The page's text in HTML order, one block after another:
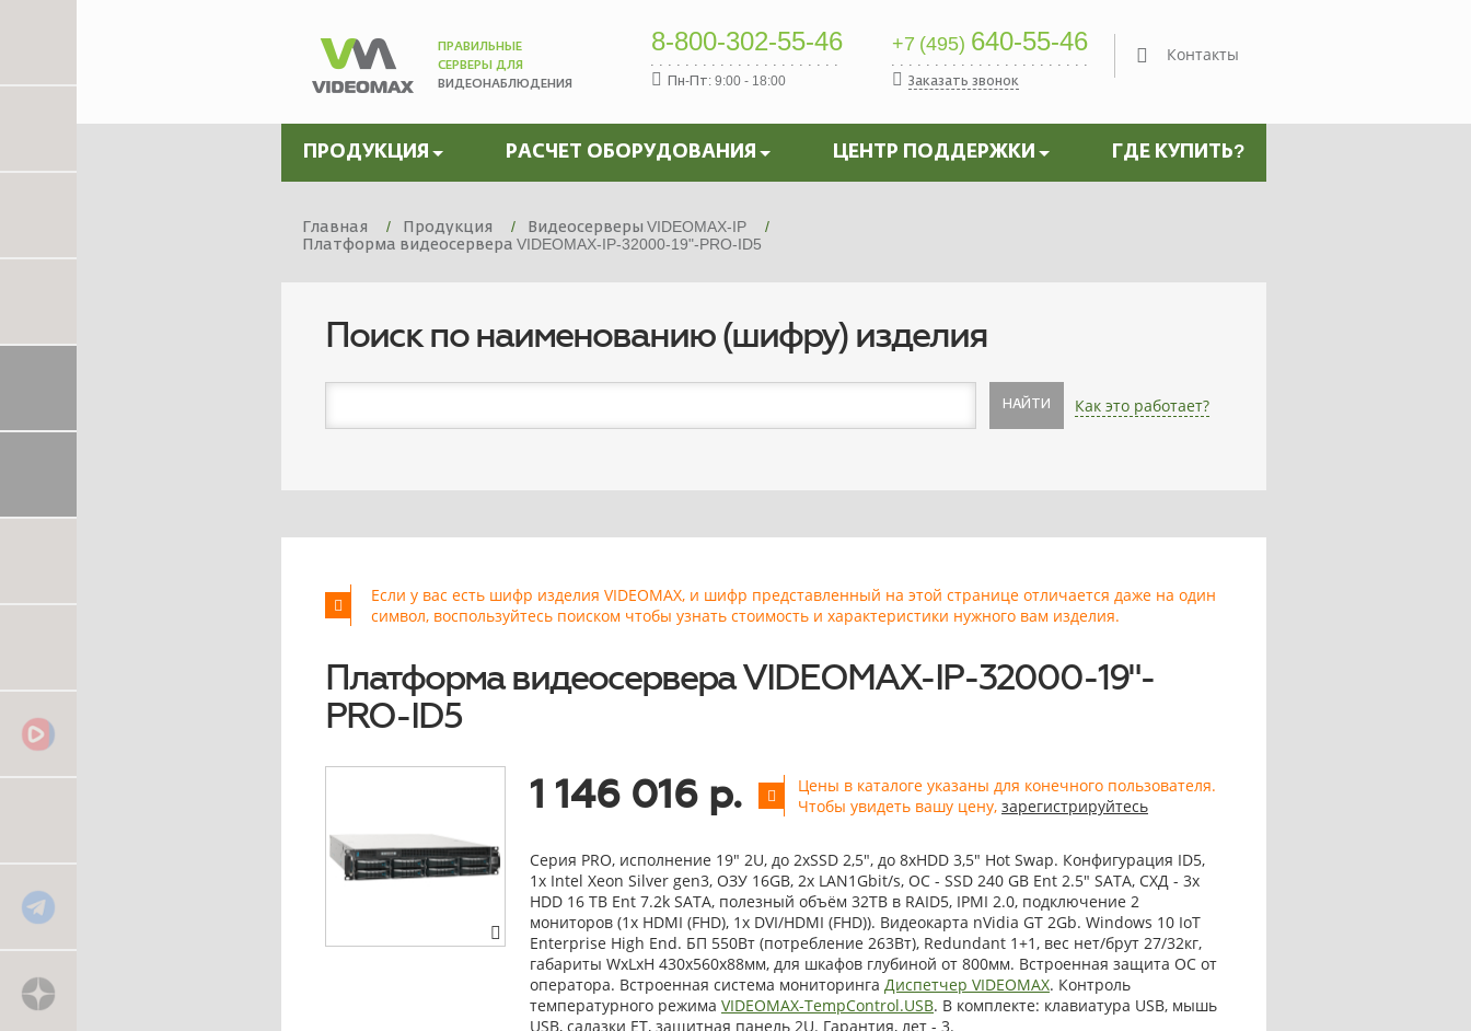
ПРАВИЛЬНЫЕ
СЕРВЕРЫ ДЛЯ
ВИДЕОНАБЛЮДЕНИЯ
8-800-302-55-46
Пн-Пт: 9:00 - 18:00
+7 (495) 640-55-46
Заказать звонок
Контакты
ПРОДУКЦИЯ РАСЧЕТ ОБОРУДОВАНИЯ ЦЕНТР ПОДДЕРЖКИ ГДЕ КУПИТЬ?
Главная Продукция
Видеосерверы VIDEOMAX-IP
Платформа видеосервера VIDEOMAX-IP-32000-19"-PRO-ID5
Поиск по наименованию (шифру) изделия
НАЙТИ Как это работает?
Если у вас есть шифр изделия VIDEOMAX, и шифр представленный на этой странице отличается даже на один
символ, воспользуйтесь поиском чтобы узнать стоимость и характеристики нужного вам изделия.
Платформа видеосервера VIDEOMAX-IP-32000-19"-
PRO-ID5
1 146 016 р.
Цены в каталоге указаны для конечного пользователя.
Чтобы увидеть вашу цену, зарегистрируйтесь
Серия PRO, исполнение 19" 2U, до 2xSSD 2,5", до 8xHDD 3,5" Hot Swap. Конфигурация ID5,
1x Intel Xeon Silver gen3, ОЗУ 16GB, 2x LAN1Gbit/s, OС - SSD 240 GB Ent 2.5" SATA, СХД - 3x
HDD 16 TB Ent 7.2k SATA, полезный объём 32TB в RAID5, IPMI 2.0, подключение 2
мониторов (1x HDMI (FHD), 1x DVI/HDMI (FHD)). Видеокарта nVidia GT 2Gb. Windows 10 IoT
Enterprise High End. БП 550Вт (потребление 263Вт), Redundant 1+1, вес нет/брут 27/32кг,
габариты WxLxH 430x560x88мм, для шкафов глубиной от 800мм. Встроенная защита ОС от
оператора. Встроенная система мониторинга Диспетчер VIDEOMAX. Контроль
температурного режима VIDEOMAX-TempControl.USB. В комплекте: клавиатура USB, мышь
USB, салазки ET, защитная панель 2U. Гарантия, лет - 3.